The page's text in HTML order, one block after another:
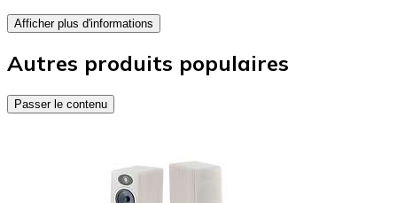
Afficher plus d'informations
Autres produits populaires
Passer le contenu